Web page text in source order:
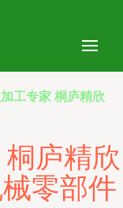
工专家 桐庐精欣
庐精欣
零部件